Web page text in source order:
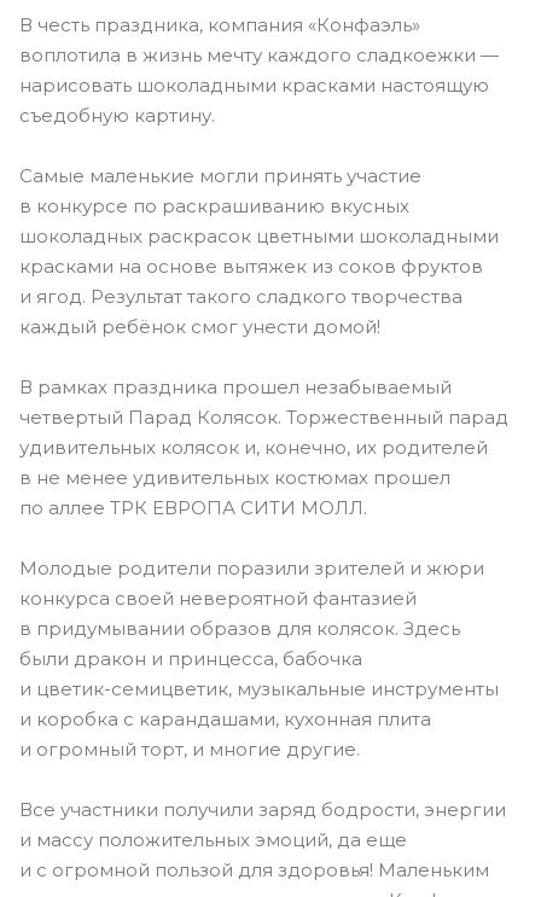
В честь праздника, компания «Конфаэль»
воплотила в жизнь мечту каждого сладкоежки —
нарисовать шоколадными красками настоящую
съедобную картину.
Самые маленькие могли принять участие
в конкурсе по раскрашиванию вкусных
шоколадных раскрасок цветными шоколадными
красками на основе вытяжек из соков фруктов
и ягод. Результат такого сладкого творчества
каждый ребёнок смог унести домой!
В рамках праздника прошел незабываемый
четвертый Парад Колясок. Торжественный парад
удивительных колясок и, конечно, их родителей
в не менее удивительных костюмах прошел
по аллее ТРК ЕВРОПА СИТИ МОЛЛ.
Молодые родители поразили зрителей и жюри
конкурса своей невероятной фантазией
в придумывании образов для колясок. Здесь
были дракон и принцесса, бабочка
и цветик-семицветик, музыкальные инструменты
и коробка с карандашами, кухонная плита
и огромный торт, и многие другие.
Все участники получили заряд бодрости, энергии
и массу положительных эмоций, да еще
и с огромной пользой для здоровья! Маленьким